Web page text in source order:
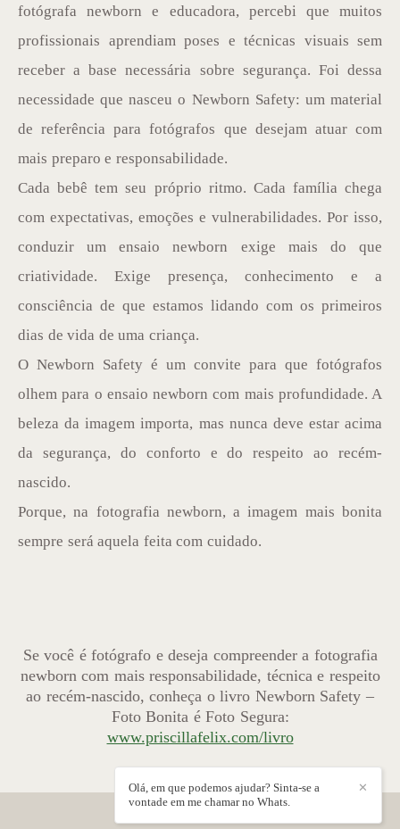
fotógrafa newborn e educadora, percebi que muitos
profissionais aprendiam poses e técnicas visuais sem
receber a base necessária sobre segurança. Foi dessa
necessidade que nasceu o Newborn Safety: um material
de referência para fotógrafos que desejam atuar com
mais preparo e responsabilidade.
Cada bebê tem seu próprio ritmo. Cada família chega
com expectativas, emoções e vulnerabilidades. Por isso,
conduzir um ensaio newborn exige mais do que
criatividade. Exige presença, conhecimento e a
consciência de que estamos lidando com os primeiros
dias de vida de uma criança.
O Newborn Safety é um convite para que fotógrafos
olhem para o ensaio newborn com mais profundidade. A
beleza da imagem importa, mas nunca deve estar acima
da segurança, do conforto e do respeito ao recém-
nascido.
Porque, na fotografia newborn, a imagem mais bonita
sempre será aquela feita com cuidado.
Se você é fotógrafo e deseja compreender a fotografia
newborn com mais responsabilidade, técnica e respeito
ao recém-nascido, conheça o livro Newborn Safety –
Foto Bonita é Foto Segura:
www.priscillafelix.com/livro
✕
Olá, em que podemos ajudar? Sinta-se a
vontade em me chamar no Whats.